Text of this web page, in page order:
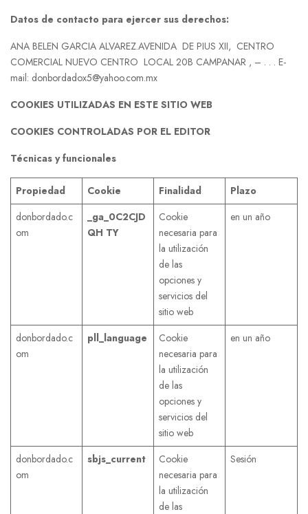
Datos de contacto para ejercer sus derechos:
ANA BELEN GARCIA ALVAREZ.AVENIDA DE PIUS XII, CENTRO
COMERCIAL NUEVO CENTRO LOCAL 20B CAMPANAR , – . . . E-
mail: donbordadox5@yahoo.com.mx
COOKIES UTILIZADAS EN ESTE SITIO WEB
COOKIES CONTROLADAS POR EL EDITOR
Técnicas y funcionales
Propiedad Cookie Finalidad
Plazo
donbordado.c
om
_ga_0C2CJD
QH TY
Cookie
necesaria para
la utilización
de las
opciones y
servicios del
sitio web
en un año
donbordado.c
om
pll_language
Cookie
necesaria para
la utilización
de las
opciones y
servicios del
sitio web
en un año
donbordado.c
om
sbjs_current
Cookie
necesaria para
la utilización
de las
Sesión